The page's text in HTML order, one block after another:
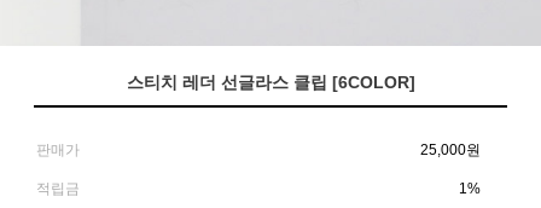
스티치 레더 선글라스 클립 [6COLOR]
판매가 25,000원
적립금 1%